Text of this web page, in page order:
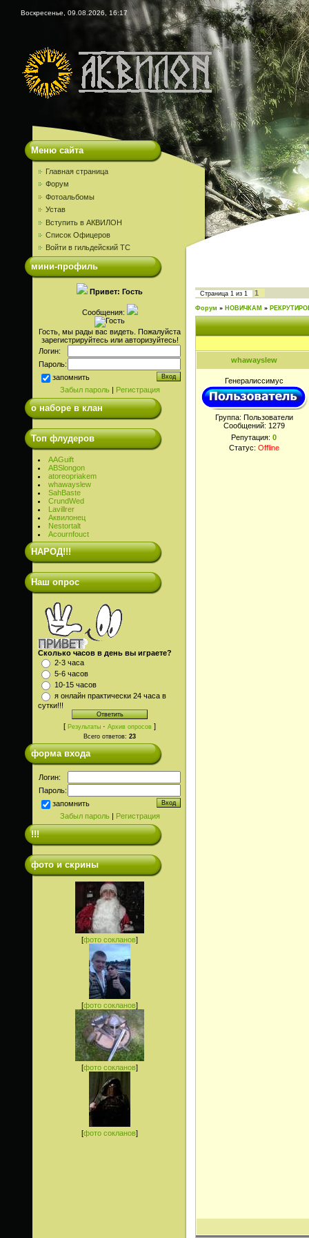
Воскресенье, 09.08.2026, 16:17
Меню сайта
Главная страница
Форум
Фотоальбомы
Устав
Вступить в АКВИЛОН
Список Офицеров
Войти в гильдейский ТС
мини-профиль
Привет: Гость
Сообщения:
Гость, мы рады вас видеть. Пожалуйста
зарегистрируйтесь или авторизуйтесь!
Логин:
Пароль:
запомнить
Забыл пароль| Регистрация
о наборе в клан
Топ флудеров
AAGuift
ABSlongon
atoreopriakem
whawayslew
SahBaste
CrundWed
Lavillrer
Аквилонец
Nestortalt
Acournfouct
НАРОД!!!
Наш опрос
Сколько часов в день вы играете?
2-3 часа
5-6 часов
10-15 часов
я онлайн практически 24 часа в
сутки!!!
[ Результаты · Архив опросов ]
Всего ответов: 23
форма входа
Логин:
Пароль:
запомнить
Забыл пароль| Регистрация
!!!
фото и скрины
[фото сокланов]
[фото сокланов]
[фото сокланов]
[фото сокланов]
Страница 1 из 1 1
Форум » НОВИЧКАМ »
whawayslew
Генералиссимус
Группа: Пользователи
Сообщений: 1279
Репутация: 0
Статус: Offline